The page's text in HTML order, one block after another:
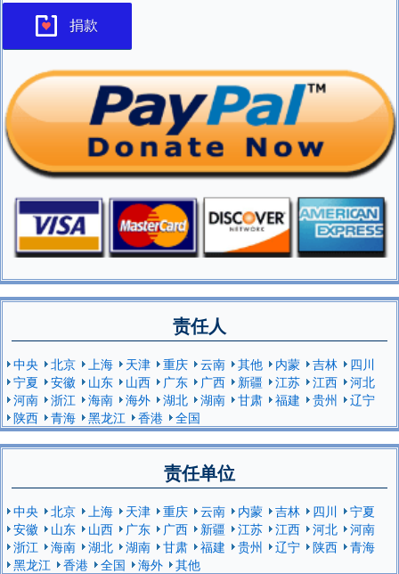
捐款
责任人
中央 北京 上海 天津 重庆 云南 其他 内蒙 吉林
四川
宁夏
安徽 山东 山西 广东 广西 新疆 江苏 江西
河北
河南
浙江 海南 海外 湖北 湖南 甘肃 福建 贵州
辽宁
陕西
青海 黑龙江 香港 全国
责任单位
中央 北京 上海 天津 重庆 云南 内蒙 吉林 四川
宁夏
安徽
山东 山西 广东 广西 新疆 江苏 江西 河北
河南
浙江
海南 湖北 湖南 甘肃 福建 贵州 辽宁 陕西
青海
黑龙江
香港 全国 海外 其他